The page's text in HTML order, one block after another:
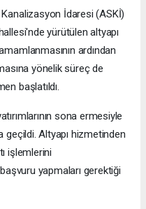
İdaresi (ASKİ)
yürütülen altyapı
ardından
yönelik süreç de
başlatıldı.
sona ermesiyle
Altyapı hizmetinden
işlemlerini
yapmaları gerektiği